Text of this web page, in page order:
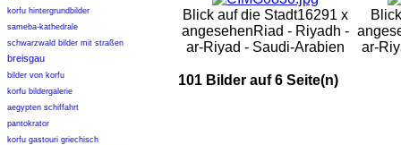
korfu hintergrundbilder
sameba-kathedrale
schwarzwald bilder mit straßen
breisgau
bilder von korfu
korfu bildergalerie
aegypten schiffahrt
pantokrator
korfu gastouri griechisch
Blick auf die Stadt16291 x
angesehenRiad - Riyadh -
ar-Riyad - Saudi-Arabien
ar-
101 Bilder auf 6 Seite(n)